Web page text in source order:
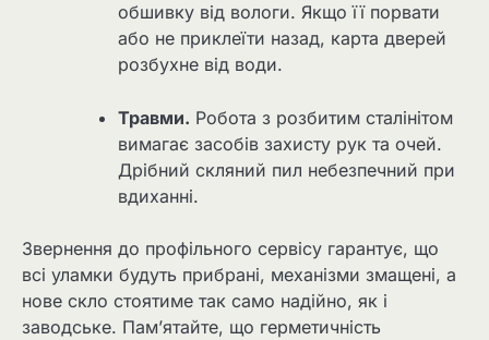
обшивку від вологи. Якщо її порвати
або не приклеїти назад, карта дверей
розбухне від води.
Травми. Робота з розбитим сталінітом
вимагає засобів захисту рук та очей.
Дрібний скляний пил небезпечний при
вдиханні.
Звернення до профільного сервісу гарантує, що
всі уламки будуть прибрані, механізми змащені, а
нове скло стоятиме так само надійно, як і
заводське. Пам’ятайте, що герметичність